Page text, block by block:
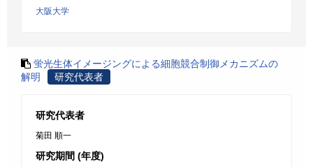
大阪大学
蛍光生体イメージングによる細胞競合制御メカニズムの
解明
研究代表者
研究代表者
菊田 順一
研究期間 (年度)